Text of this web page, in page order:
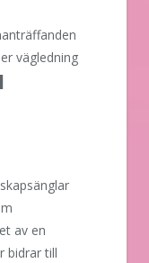
vägledning
av en
bidrar till